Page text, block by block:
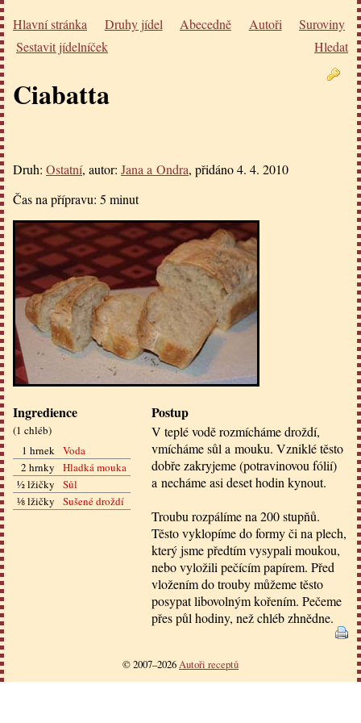
Hlavní stránka Druhy jídel Abecedně Autoři
Suroviny
Sestavit jídelníček
Hledat
Ciabatta
Druh: Ostatní, autor: Jana a Ondra, přidáno4. 4. 2010
Čas na přípravu: 5 minut
Ingredience
(1 chléb)
1 hrnek Voda
2 hrnky
Hladká mouka
½ lžičky
Sůl
⅛ lžičky
Sušené droždí
Postup
V teplé vodě rozmícháme droždí,
vmícháme sůl a mouku. Vzniklé těsto
dobře zakryjeme (potravinovou fólií)
a necháme asi deset hodin kynout.
Troubu rozpálíme na 200 stupňů.
Těsto vyklopíme do formy či na plech,
který jsme předtím vysypali moukou,
nebo vyložili pečícím papírem. Před
vložením do trouby můžeme těsto
posypat libovolným kořením. Pečeme
přes půl hodiny, než chléb zhnědne.
© 2007–2026Autoři receptů